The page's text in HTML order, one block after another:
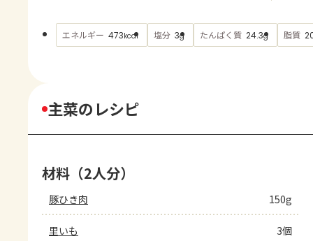
エネルギー 473kcal 塩分 3g たんぱく質 24.3g 脂質
主菜のレシピ
材料（2人分）
豚ひき肉 150g
里いも 3個